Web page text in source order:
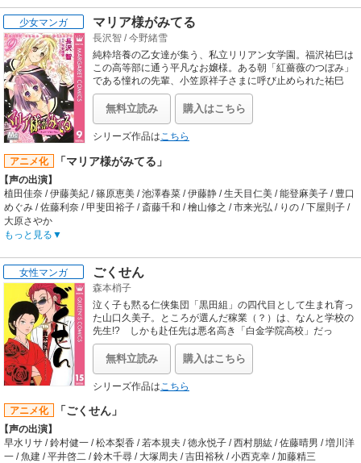
朗 / CGワークス:グループ・タックデジタルルーム、ヴューワークス
【音楽】
OP:angels「MISSION（FUGA）」 / ED:寺田恵子「戦場のダンス～dance in the
battlefield～」
医師免許を持たないもぐりの天才外科医ブラック・ジャックが巻き起こす命の物
語。
【制作会社】
よみうりテレビ/手塚プロダクション
【スタッフ情報】
原作:手塚治虫
監督:手塚眞
製作統括:松谷孝征/梅渓通彦 / 企画:清水義裕/諏訪道彦 / 音楽:池田大介 / チーフディ
レクター:諏訪道彦 / キャラクターデザイン・総作画監督:神村幸子 / 美術監督:柴田
正人 / プロデューサー:久保田稔/宇田川純男/植田益朗 / チーフプロデューサー:諏訪
【音楽】
主題歌:B'Z「ROOTS」 / テーマ曲:松本孝弘「THE THEME B.J.」
少女マンガ マリア様がみてる
長沢智 /今野緒雪
純粋培養の乙女達が集う、私立リリアン女学園。福沢祐巳は
この高等部に通う平凡なお嬢様。ある朝「紅薔薇のつぼみ」
である憧れの先輩、小笠原祥子さまに呼び止められた祐巳
は…!?
無料立読み 購入はこちら
シリーズ作品は こちら
アニメ化 「マリア様がみてる」
【声の出演】
植田佳奈 / 伊藤美紀 / 篠原恵美 / 池澤春菜 / 伊藤静 / 生天目仁美 / 能登麻美子 / 豊口
めぐみ / 佐藤利奈 / 甲斐田裕子 / 斎藤千和 / 檜山修之 / 市来光弘 / りの / 下屋則子 /
大原さやか
【あらすじ】
でいくため、高等部には「姉妹（スール）」というロザリオを授受し、姉妹とな
ることを誓い、姉である先輩が後輩を指導する、一風変わったシステムが存在す
る。中でも生徒会「山百合会」のメンバーは全校生徒の憧れの的。ありそうでな
いような世界を、主人公・祐巳（ゆみ）の目線で垣間見ることが出来る、乙女た
ちが繰り広げる学園ドラマ。
【制作会社】
スタジオディーン
【スタッフ情報】
原作:今野緒雪 / キャラクター原案:ひびき玲音
監督:ユキヒロマツシタ
設計:松本真司 / 撮影監督:川口正幸 / 編集:松村正宏 / 音響監督:岩浪美和 / 音楽:片倉
三起也
【音楽】
OP:片倉三起也「pastel pure」 / ED:片倉三起也「Sonata Blue」
もっと見る
女性マンガ ごくせん
森本梢子
泣く子も黙る仁侠集団「黒田組」の四代目として生まれ育っ
た山口久美子。ところが選んだ稼業（？）は、なんと学校の
先生!? しかも赴任先は悪名高き「白金学院高校」だっ
た…。極道＆先生の爆笑ミスマッチ・コメディー！
無料立読み 購入はこちら
シリーズ作品は こちら
アニメ化 「ごくせん」
【声の出演】
早水リサ / 鈴村健一 / 松本梨香 / 若本規夫 / 徳永悦子 / 西村朋紘 / 佐藤晴男 / 増川洋
一 / 魚建 / 平井啓二 / 鈴木千尋 / 大塚周夫 / 吉田裕秋 / 小西克幸 / 加藤精三